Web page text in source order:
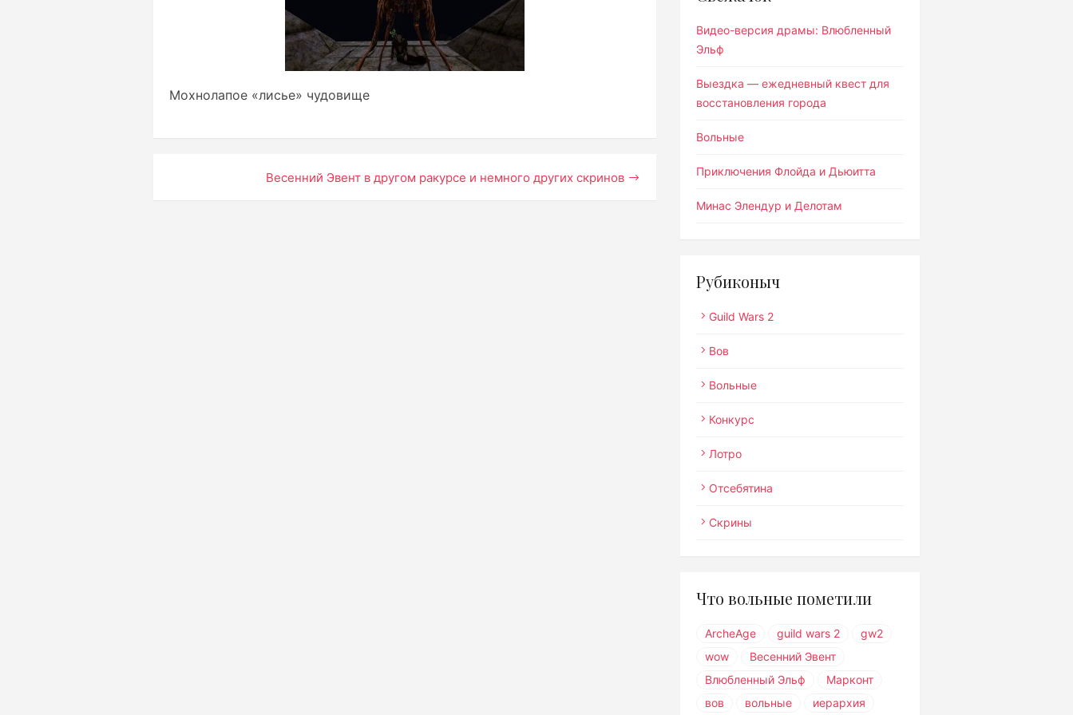
Мохнолапое «лисье» чудовище
НавигацияВесенний Эвент в другом ракурсе и немного других скринов
Видео-версия драмы: Влюбленный
Эльф
Выездка — ежедневный квест для
восстановления города
Вольные
Приключения Флойда и Дьюитта
Минас Элендур и Делотам
Рубиконыч
Guild Wars 2
Вов
Вольные
Конкурс
Лотро
Отсебятина
Скрины
Что вольные пометили
ArcheAge guild wars 2
gw2
wow
Весенний Эвент
Влюбленный Эльф
Марконт
вов
вольные иерархия